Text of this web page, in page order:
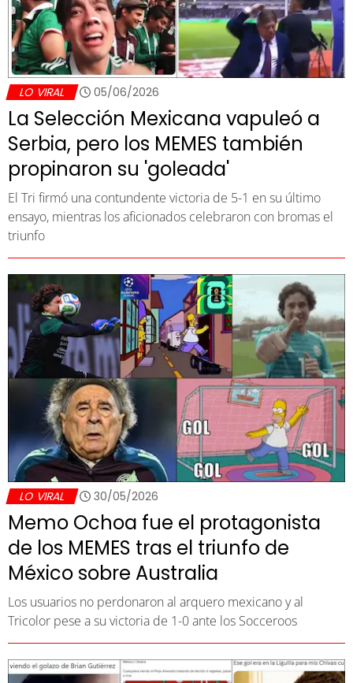
LO VIRAL 05/06/2026
La Selección Mexicana vapuleó a
Serbia, pero los MEMES también
propinaron su 'goleada'
El Tri firmó una contundente victoria de 5-1 en su último
ensayo, mientras los aficionados celebraron con bromas el
triunfo
LO VIRAL 30/05/2026
Memo Ochoa fue el protagonista
de los MEMES tras el triunfo de
México sobre Australia
Los usuarios no perdonaron al arquero mexicano y al
Tricolor pese a su victoria de 1-0 ante los Socceroos